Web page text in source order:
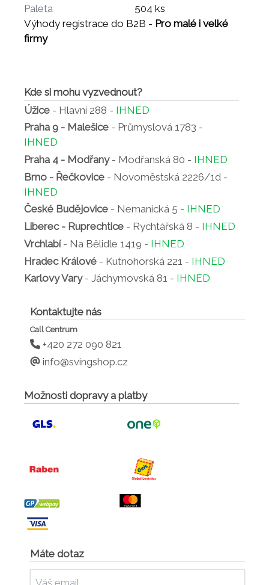
Paleta
504 ks
Výhody registrace do B2B - Pro malé i velké
firmy
Kde si mohu vyzvednout?
Úžice - Hlavní 288 - IHNED
Praha 9 - Malešice - Průmyslová 1783 -
IHNED
Praha 4 - Modřany- Modřanská 80 - IHNED
Brno - Řečkovice - Novoměstská 2226/1d -
IHNED
České Budějovice - Nemanická 5 - IHNED
Liberec - Ruprechtice - Rychtářská 8 - IHNED
Vrchlabí- Na Bělidle 1419 - IHNED
Hradec Králové - Kutnohorská 221 - IHNED
Karlovy Vary- Jáchymovská 81 - IHNED
Kontaktujte nás
Call Centrum
+420 272 090 821
info@svingshop.cz
Možnosti dopravy a platby
Máte dotaz